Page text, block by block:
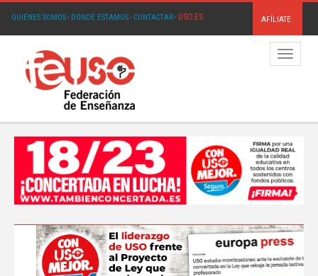
QUIÉNES SOMOS· DÓNDE ESTAMOS· CONTACTAR· USO.ES AFÍLIATE
Menú